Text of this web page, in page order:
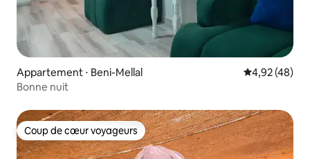
Appartement ⋅ Beni-Mellal Évaluation
4,92 (48)
Bonne nuit
Coup de cœur voyageurs
Coup de cœur voyageurs